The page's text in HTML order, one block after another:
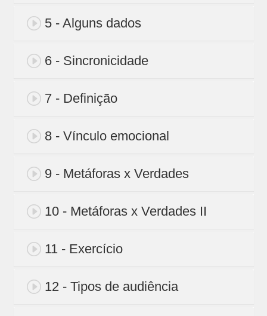
5 - Alguns dados
6 - Sincronicidade
7 - Definição
8 - Vínculo emocional
9 - Metáforas x Verdades
10 - Metáforas x Verdades II
11 - Exercício
12 - Tipos de audiência